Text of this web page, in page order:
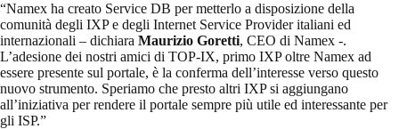
“Namex ha creato Service DB per metterlo a disposizione della
comunità degli IXP e degli Internet Service Provider italiani ed
internazionali – dichiara Maurizio Goretti, CEO di Namex -.
L’adesione dei nostri amici di TOP-IX, primo IXP oltre Namex ad
essere presente sul portale, è la conferma dell’interesse verso questo
nuovo strumento. Speriamo che presto altri IXP si aggiungano
all’iniziativa per rendere il portale sempre più utile ed interessante per
gli ISP.”